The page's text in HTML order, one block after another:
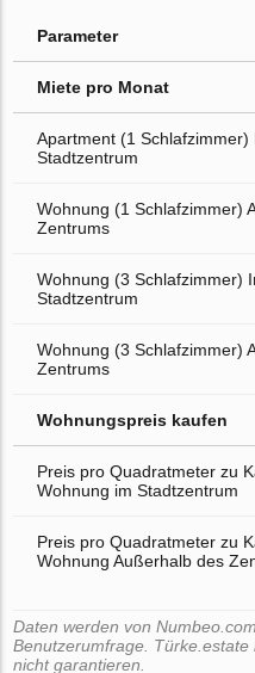
Parameter
Miete pro Monat
Apartment (1 Schlafzimmer)
Stadtzentrum
Wohnung (1 Schlafzimmer)
Zentrums
Wohnung (3 Schlafzimmer)
Stadtzentrum
Wohnung (3 Schlafzimmer)
Zentrums
Wohnungspreis kaufen
Preis pro Quadratmeter zu
Wohnung im Stadtzentrum
Preis pro Quadratmeter zu
Wohnung Außerhalb des
Daten werden von
Benutzerumfrage.
nicht garantieren.